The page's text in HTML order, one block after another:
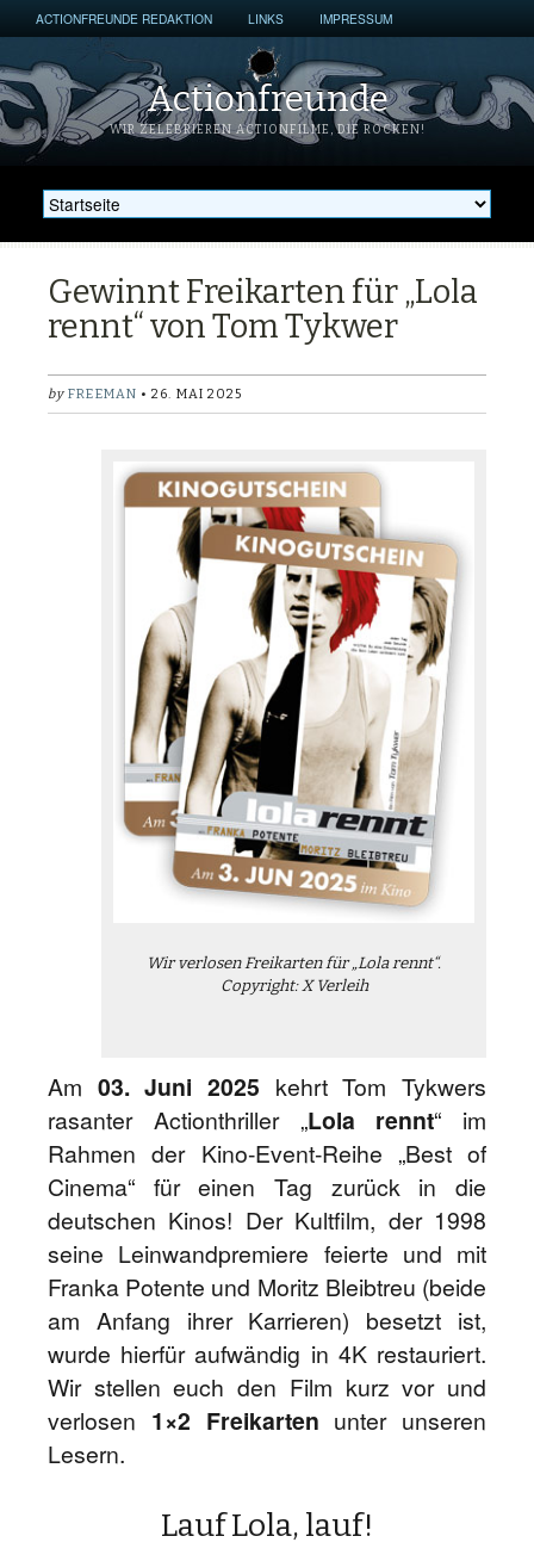
ACTIONFREUNDE REDAKTION LINKS IMPRESSUM
Actionfreunde
WIR ZELEBRIEREN ACTIONFILME, DIE ROCKEN!
Gewinnt Freikarten für „Lola
rennt“ von Tom Tykwer
by FREEMAN • 26. MAI 2025
Wir verlosen Freikarten für „Lola rennt“.
Copyright: X Verleih
Am 03. Juni 2025 kehrt Tom Tykwers
rasanter Actionthriller „Lola rennt“ im
Rahmen der Kino-Event-Reihe „Best of
Cinema“ für einen Tag zurück in die
deutschen Kinos! Der Kultfilm, der 1998
seine Leinwandpremiere feierte und mit
Franka Potente und Moritz Bleibtreu (beide
am Anfang ihrer Karrieren) besetzt ist,
wurde hierfür aufwändig in 4K restauriert.
Wir stellen euch den Film kurz vor und
verlosen 1×2 Freikarten unter unseren
Lesern.
Lauf Lola, lauf!